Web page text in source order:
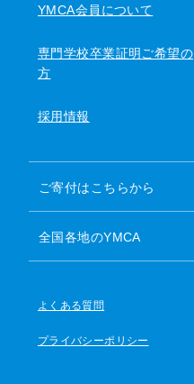
YMCA会員について
専門学校卒業証明ご希望の
方
採用情報
ご寄付はこちらから
全国各地のYMCA
よくある質問
プライバシーポリシー